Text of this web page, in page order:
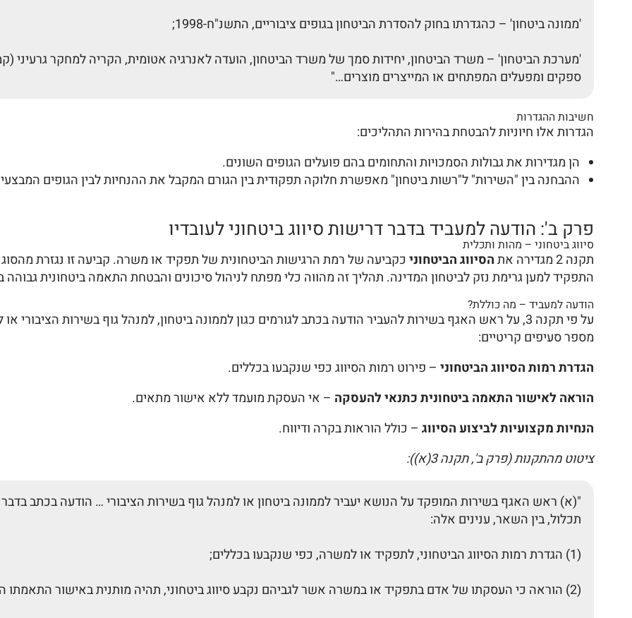
'ממונה ביטחון' – כהגדרתו בחוק להסדרת הביטחון בגופים ציבוריים, התשנ"ח-1998;
'מערכת הביטחון' – משרד הביטחון, יחידות סמך של משרד הביטחון, הועדה לאנרגיה אטומית, הקריה למחקר גרעיני
ספקים ומפעלים המפתחים או המייצרים מוצרים…"
חשיבות ההגדרות
הגדרות אלו חיוניות להבטחת בהירות התהליכים:
הן מגדירות את גבולות הסמכויות והתחומים בהם פועלים הגופים השונים.
ההבחנה בין "השירות" ל"רשות ביטחון" מאפשרת חלוקה תפקודית בין הגורם המקבל את ההנחיות לבין הגופים
פרק ב': הודעה למעביד בדבר דרישות סיווג ביטחוני לעובדיו
סיווג ביטחוני – מהות ותכלית
תקנה 2 מגדירה את הסיווג הביטחוניכקביעה של רמת הרגישות הביטחונית של תפקיד או משרה. קביעה זו נגזרת מהסוג
התפקיד למען גרימת נזק לביטחון המדינה. תהליך זה מהווה כלי מפתח לניהול סיכונים והבטחת התאמה ביטחונית גבוהה
הודעה למעביד – מה כוללת?
על פי תקנה 3, על ראש האגף בשירות להעביר הודעה בכתב לגורמים כגון לממונה ביטחון, למנהל גוף בשירות
מספר סעיפים קריטיים:
הגדרת רמות הסיווג הביטחוני– פירוט רמות הסיווג כפי שנקבעו בכללים.
הוראה לאישור התאמה ביטחונית כתנאי להעסקה – אי העסקת מועמד ללא אישור מתאים.
הנחיות מקצועיות לביצוע הסיווג– כולל הוראות בקרה ודיווח.
ציטוט מהתקנות (פרק ב', תקנה 3(א)):
"(א) ראש האגף בשירות המופקד על הנושא יעביר לממונה ביטחון או למנהל גוף בשירות הציבורי … הודעה בכתב
תכלול, בין השאר, ענינים אלה:
(1) הגדרת רמות הסיווג הביטחוני, לתפקיד או למשרה, כפי שנקבעו בכללים;
(2) הוראה כי העסקתו של אדם בתפקיד או במשרה אשר לגביהם נקבע סיווג ביטחוני, תהיה מותנית באישור התאמתו הביטחונית לתפקיד או למשרה;